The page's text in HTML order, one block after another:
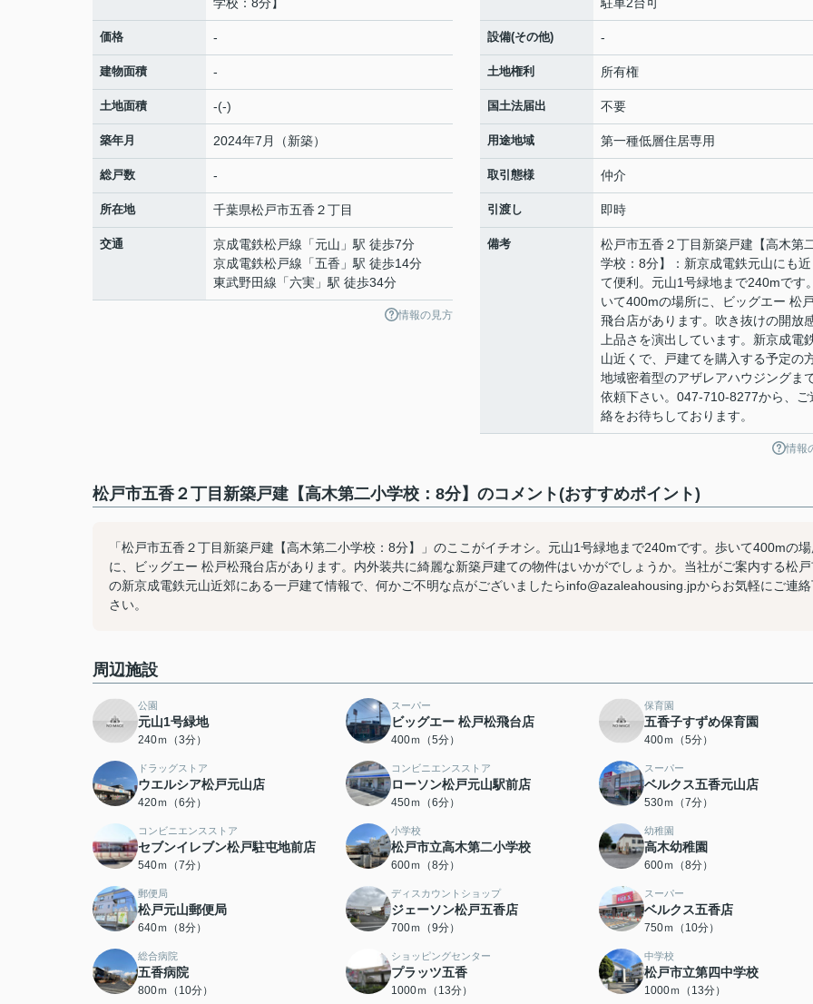
価格 -
建物面積 -
土地面積 -(-)
築年月 2024年7月（新築）
総戸数 -
所在地 千葉県松戸市五香 ２丁目
交通 京成電鉄松戸線 「元山 」駅 徒歩7分
京成電鉄松戸線 「五香 」駅 徒歩14分
東武野田線 「六実 」駅 徒歩34分
情報の見方
設備(その他) -
土地権利 所有権
国土法届出 不要
用途地域 第一種低層住居専用
取引態様 仲介
引渡し 即時
備考
松戸市五香２丁目新築戸建【高木第
学校：8分】：新京成電鉄元山にも
て便利。元山1号緑地まで240mです
いて400mの場所に、ビッグエー 松
飛台店があります。吹き抜けの開放
上品さを演出しています。新京成電
山近くで、戸建てを購入する予定の
地域密着型のアザレアハウジングま
依頼下さい。047-710-8277から、ご
絡をお待ちしております。
情報
松戸市五香２丁目新築戸建【高木第二小学校：8分】のコメント(おすすめポイント)
「松戸市五香２丁目新築戸建【高木第二小学校：8分】」のここがイチオシ。元山1号緑地まで240mです。歩いて400mの
に、ビッグエー 松戸松飛台店があります。内外装共に綺麗な新築戸建ての物件はいかがでしょうか。当社がご案内する松
の新京成電鉄元山近郊にある一戸建て情報で、何かご不明な点がございましたらinfo@azaleahousing.jpからお気軽にご連
さい。
周辺施設
公園
元山1号緑地
240ｍ（3分）
スーパー
ビッグエー 松戸松飛台店
400ｍ（5分）
保育園
五香子すずめ保育園
400ｍ（5分）
ドラッグストア
ウエルシア松戸元山店
420ｍ（6分）
コンビニエンスストア
ローソン松戸元山駅前店
450ｍ（6分）
スーパー
ベルクス五香元山店
530ｍ（7分）
コンビニエンスストア
セブンイレブン松戸駐屯地前店
540ｍ（7分）
小学校
松戸市立高木第二小学校
600ｍ（8分）
幼稚園
高木幼稚園
600ｍ（8分）
郵便局
松戸元山郵便局
640ｍ（8分）
ディスカウントショップ
ジェーソン松戸五香店
700ｍ（9分）
スーパー
ベルクス五香店
750ｍ（10分）
総合病院
五香病院
800ｍ（10分）
ショッピングセンター
プラッツ五香
1000ｍ（13分）
中学校
松戸市立第四中学校
1000ｍ（13分）